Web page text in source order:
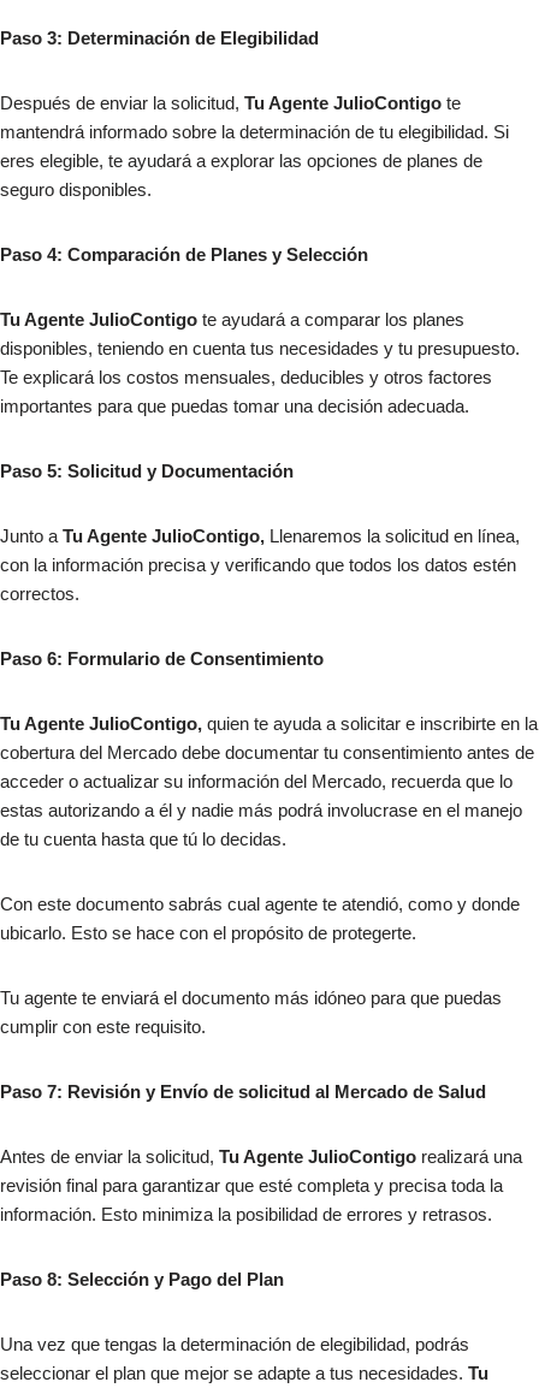
Paso 3: Determinación de Elegibilidad
Después de enviar la solicitud, Tu Agente JulioContigo te
mantendrá informado sobre la determinación de tu elegibilidad. Si
eres elegible, te ayudará a explorar las opciones de planes de
seguro disponibles.
Paso 4: Comparación de Planes y Selección
Tu Agente JulioContigo te ayudará a comparar los planes
disponibles, teniendo en cuenta tus necesidades y tu presupuesto.
Te explicará los costos mensuales, deducibles y otros factores
importantes para que puedas tomar una decisión adecuada.
Paso 5: Solicitud y Documentación
Junto a Tu Agente JulioContigo, Llenaremos la solicitud en línea,
con la información precisa y verificando que todos los datos estén
correctos.
Paso 6: Formulario de Consentimiento
Tu Agente JulioContigo, quien te ayuda a solicitar e inscribirte en la
cobertura del Mercado debe documentar tu consentimiento antes de
acceder o actualizar su información del Mercado, recuerda que lo
estas autorizando a él y nadie más podrá involucrase en el manejo
de tu cuenta hasta que tú lo decidas.
Con este documento sabrás cual agente te atendió, como y donde
ubicarlo. Esto se hace con el propósito de protegerte.
Tu agente te enviará el documento más idóneo para que puedas
cumplir con este requisito.
Paso 7: Revisión y Envío de solicitud al Mercado de Salud
Antes de enviar la solicitud, Tu Agente JulioContigo realizará una
revisión final para garantizar que esté completa y precisa toda la
información. Esto minimiza la posibilidad de errores y retrasos.
Paso 8: Selección y Pago del Plan
Una vez que tengas la determinación de elegibilidad, podrás
seleccionar el plan que mejor se adapte a tus necesidades. Tu